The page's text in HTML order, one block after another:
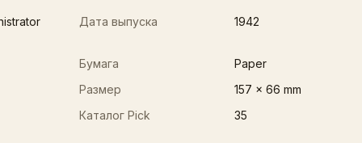
Дата выпуска 1942
Бумага
Paper
Размер
157 x 66 mm
Каталог Pick 35